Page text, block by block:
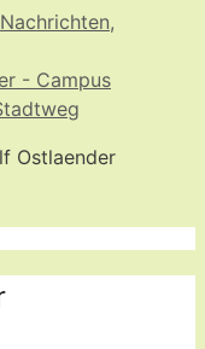
Nachrichten,
- Campus
Ostlaender